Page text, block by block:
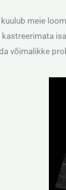
meie
võimalikke